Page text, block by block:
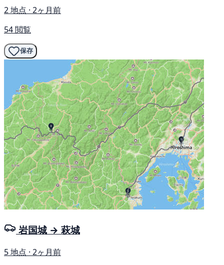
2 地点 · 2ヶ月前
54 閲覧
保存
岩国城 → 萩城
5 地点 · 2ヶ月前